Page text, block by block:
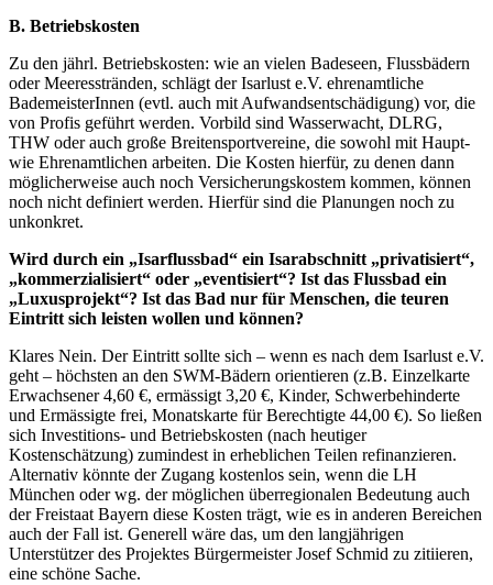
B. Betriebskosten
Zu den jährl. Betriebskosten: wie an vielen Badeseen, Flussbädern
oder Meeresstränden, schlägt der Isarlust e.V. ehrenamtliche
BademeisterInnen (evtl. auch mit Aufwandsentschädigung) vor, die
von Profis geführt werden. Vorbild sind Wasserwacht, DLRG,
THW oder auch große Breitensportvereine, die sowohl mit Haupt-
wie Ehrenamtlichen arbeiten. Die Kosten hierfür, zu denen dann
möglicherweise auch noch Versicherungskostem kommen, können
noch nicht definiert werden. Hierfür sind die Planungen noch zu
unkonkret.
Wird durch ein „Isarflussbad“ ein Isarabschnitt „privatisiert“,
„kommerzialisiert“ oder „eventisiert“? Ist das Flussbad ein
„Luxusprojekt“? Ist das Bad nur für Menschen, die teuren
Eintritt sich leisten wollen und können?
Klares Nein. Der Eintritt sollte sich – wenn es nach dem Isarlust e.V.
geht – höchsten an den SWM-Bädern orientieren (z.B. Einzelkarte
Erwachsener 4,60 €, ermässigt 3,20 €, Kinder, Schwerbehinderte
und Ermässigte frei, Monatskarte für Berechtigte 44,00 €). So ließen
sich Investitions- und Betriebskosten (nach heutiger
Kostenschätzung) zumindest in erheblichen Teilen refinanzieren.
Alternativ könnte der Zugang kostenlos sein, wenn die LH
München oder wg. der möglichen überregionalen Bedeutung auch
der Freistaat Bayern diese Kosten trägt, wie es in anderen Bereichen
auch der Fall ist. Generell wäre das, um den langjährigen
Unterstützer des Projektes Bürgermeister Josef Schmid zu zitiieren,
eine schöne Sache.